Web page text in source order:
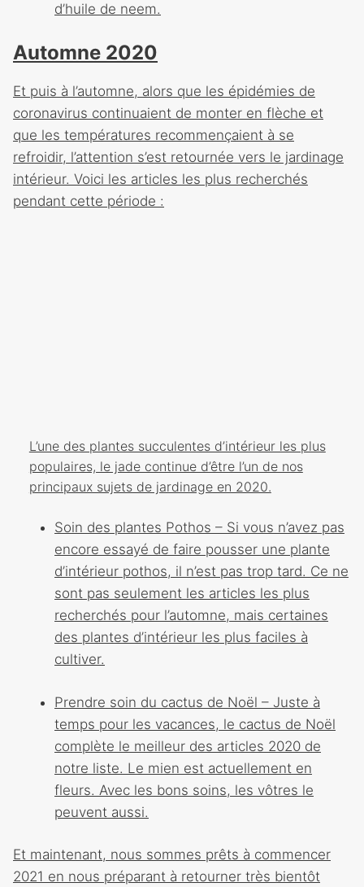
d’huile de neem.
Automne 2020
Et puis à l’automne, alors que les épidémies de
coronavirus continuaient de monter en flèche et
que les températures recommençaient à se
refroidir, l’attention s’est retournée vers le jardinage
intérieur. Voici les articles les plus recherchés
pendant cette période :
L’une des plantes succulentes d’intérieur les plus
populaires, le jade continue d’être l’un de nos
principaux sujets de jardinage en 2020.
Soin des plantes Pothos – Si vous n’avez pas
encore essayé de faire pousser une plante
d’intérieur pothos, il n’est pas trop tard. Ce ne
sont pas seulement les articles les plus
recherchés pour l’automne, mais certaines
des plantes d’intérieur les plus faciles à
cultiver.
Prendre soin du cactus de Noël – Juste à
temps pour les vacances, le cactus de Noël
complète le meilleur des articles 2020 de
notre liste. Le mien est actuellement en
fleurs. Avec les bons soins, les vôtres le
peuvent aussi.
Et maintenant, nous sommes prêts à commencer
2021 en nous préparant à retourner très bientôt